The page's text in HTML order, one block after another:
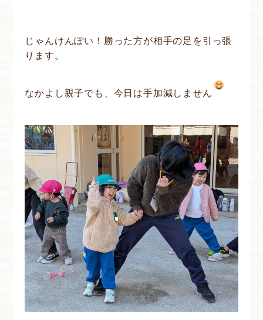
じゃんけんぽい！勝った方が相手の足を引っ張
ります。
なかよし親子でも、今日は手加減しません